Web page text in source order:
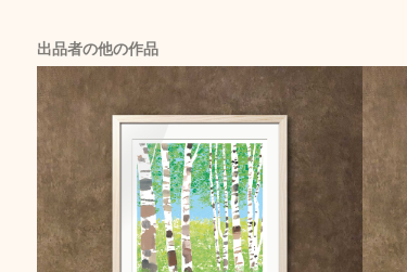
出品者の他の作品